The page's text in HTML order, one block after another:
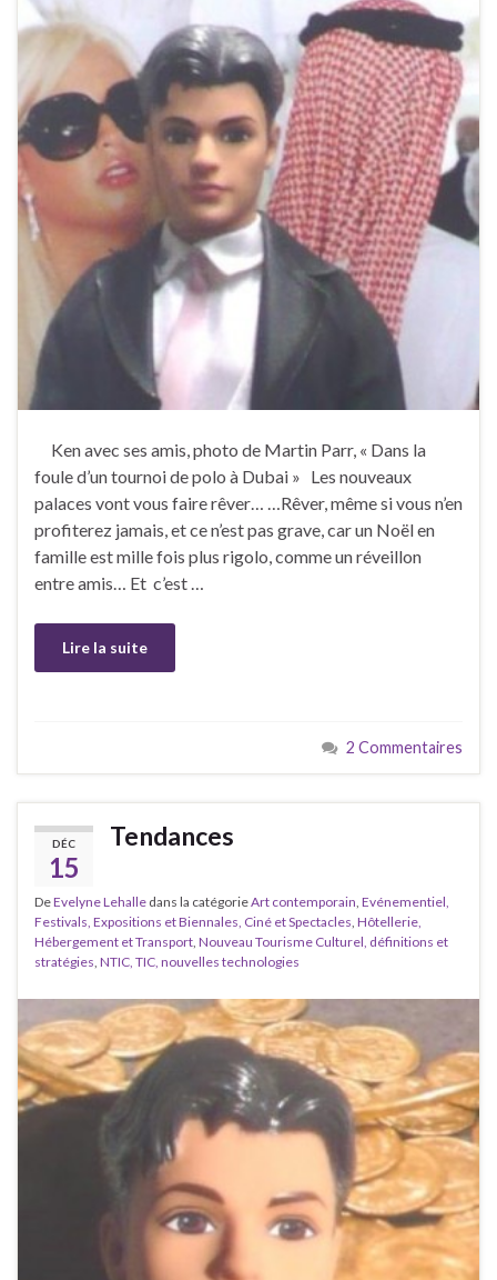
Ken avec ses amis, photo de Martin Parr, « Dans la
foule d’un tournoi de polo à Dubai » Les nouveaux
palaces vont vous faire rêver… …Rêver, même si vous n’en
profiterez jamais, et ce n’est pas grave, car un Noël en
famille est mille fois plus rigolo, comme un réveillon
entre amis… Et c’est …
Lire la suite
2 Commentaires
DÉC
15
Tendances
DeEvelyne Lehalle dans la catégorieArt contemporain, Evénementiel,
Festivals, Expositions et Biennales, Ciné et Spectacles, Hôtellerie,
Hébergement et Transport, Nouveau Tourisme Culturel, définitions et
stratégies, NTIC, TIC, nouvelles technologies